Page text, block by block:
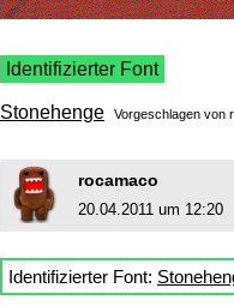
Identifizierter Font
Stonehenge Vorgeschlagen von
rocamaco
20.04.2011 um 12:20
Identifizierter Font: